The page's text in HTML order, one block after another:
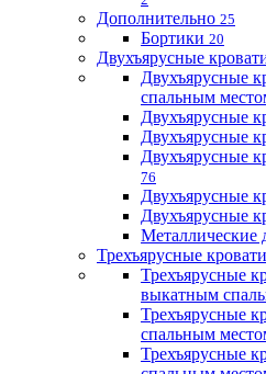
Дополнительно 25
Бортики 20
Двухъярусные
Двухъярусные
спальным
Двухъярусные
Двухъярусные
Двухъярусные
76
Двухъярусные
Двухъярусные
Металлические
Трехъярусные кровати
Трехъярусные
выкатным
Трехъярусные
спальным
Трехъярусные